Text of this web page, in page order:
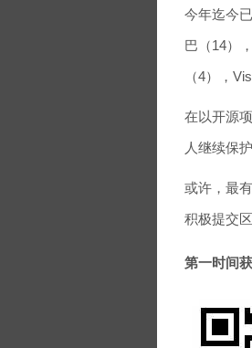
今年迄今
巴 （14），
（4），
在以开源
人继续保
或许，最
积极提交
第一时间